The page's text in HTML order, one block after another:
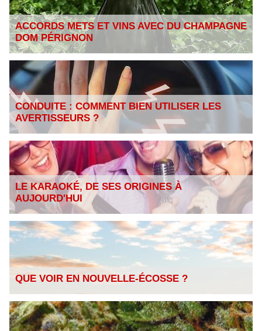
ACCORDS METS ET VINS AVEC DU CHAMPAGNE
DOM PÉRIGNON
CONDUITE : COMMENT BIEN UTILISER LES
AVERTISSEURS ?
LE KARAOKÉ, DE SES ORIGINES À
AUJOURD'HUI
QUE VOIR EN NOUVELLE-ÉCOSSE ?